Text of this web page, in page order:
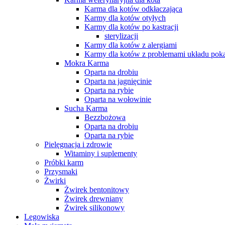
Karma dla kotów odkłaczająca
Karmy dla kotów otyłych
Karmy dla kotów po kastracji
sterylizacji
Karmy dla kotów z alergiami
Karmy dla kotów z problemami układu
Mokra Karma
Oparta na drobiu
Oparta na jagnięcinie
Oparta na rybie
Oparta na wołowinie
Sucha Karma
Bezzbożowa
Oparta na drobiu
Oparta na rybie
Pielęgnacja i zdrowie
Witaminy i suplementy
Próbki karm
Przysmaki
Żwirki
Żwirek bentonitowy
Żwirek drewniany
Żwirek silikonowy
Legowiska